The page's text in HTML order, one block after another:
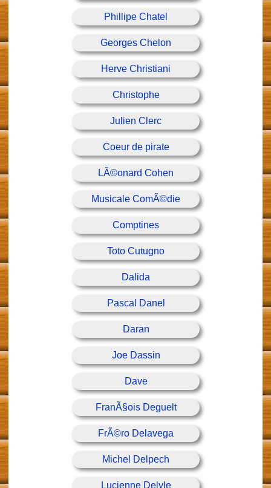
Phillipe Chatel
Georges Chelon
Herve Christiani
Christophe
Julien Clerc
Coeur de pirate
LÃ©onard Cohen
Musicale ComÃ©die
Comptines
Toto Cutugno
Dalida
Pascal Danel
Daran
Joe Dassin
Dave
FranÃ§ois Deguelt
FrÃ©ro Delavega
Michel Delpech
Lucienne Delyle